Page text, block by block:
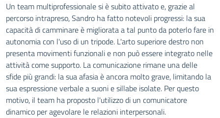
Un team multiprofessionale si è subito attivato e, grazie al
percorso intrapreso, Sandro ha fatto notevoli progressi: la sua
capacità di camminare è migliorata a tal punto da poterlo fare in
autonomia con l'uso di un tripode. L'arto superiore destro non
presenta movimenti funzionali e non può essere integrato nelle
attività come supporto. La comunicazione rimane una delle
sfide più grandi: la sua afasia è ancora molto grave, limitando la
sua espressione verbale a suoni e sillabe isolate. Per questo
motivo, il team ha proposto l'utilizzo di un comunicatore
dinamico per agevolare le relazioni interpersonali.